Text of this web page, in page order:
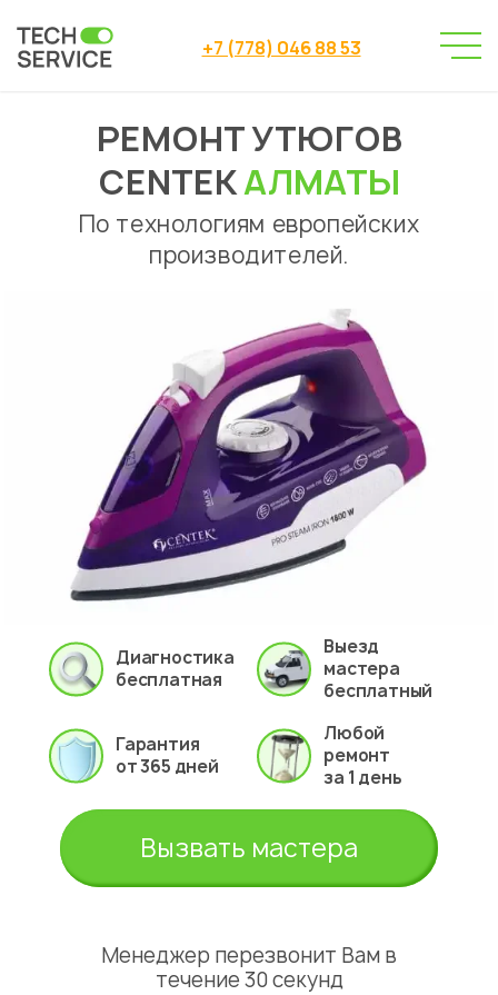
+7 (778) 046 88 53
Сервисный центр → Ремонт утюгов
Ремонт утюгов Centek Алматы
РЕМОНТ УТЮГОВ
CENTEKАЛМАТЫ
По технологиям европейских
производителей.
Диагностика
бесплатная
Выезд
мастера
бесплатный
Гарантия
от 365 дней
Любой
ремонт
за 1 день
Вызвать мастера
Менеджер перезвонит Вам в
течение 30 секунд